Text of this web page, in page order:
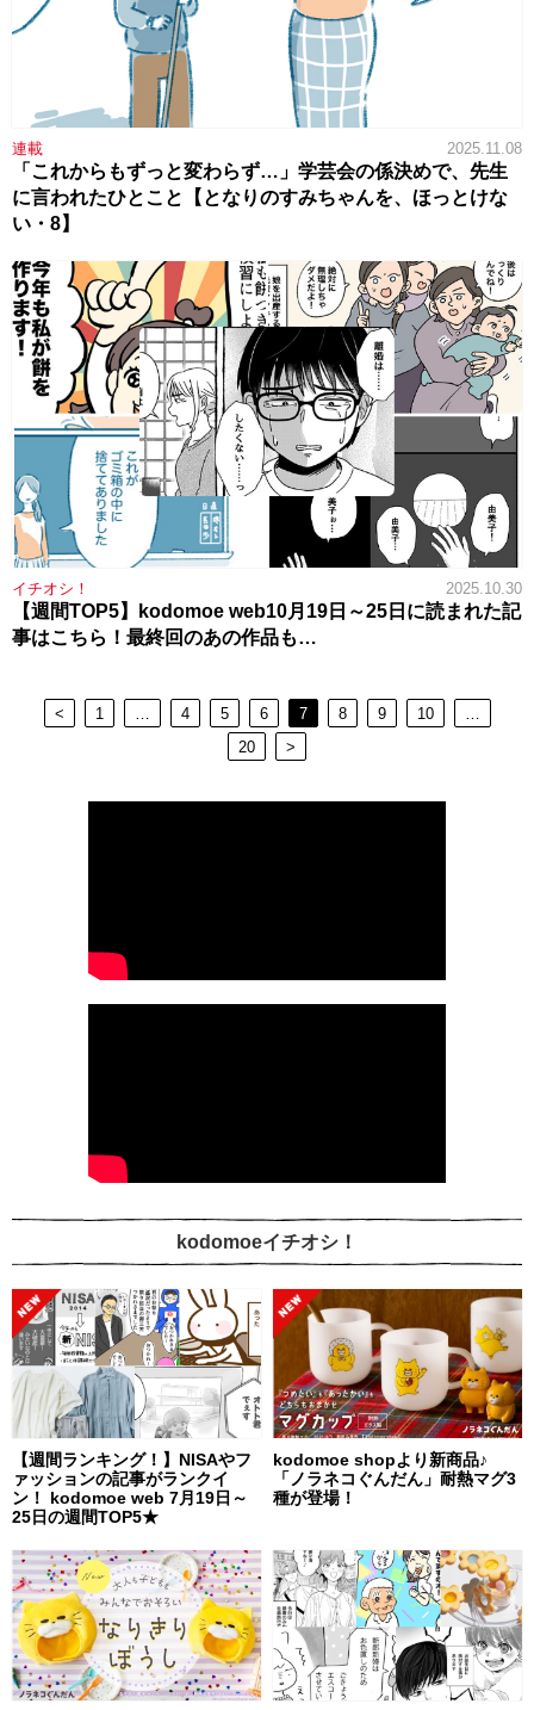
連載 2025.11.08
「これからもずっと変わらず…」学芸会の係決めで、先生
に言われたひとこと【となりのすみちゃんを、ほっとけな
い・8】
イチオシ！ 2025.10.30
【週間TOP5】kodomoe web10月19日～25日に読まれた記
事はこちら！最終回のあの作品も…
< 1 4 5 6 7 8 9 10
20
>
kodomoeイチオシ！
【週間ランキング！】NISAやフ
ァッションの記事がランクイ
ン！ kodomoe web 7月19日～
25日の週間TOP5★
kodomoe shopより新商品♪
「ノラネコぐんだん」耐熱マグ3
種が登場！